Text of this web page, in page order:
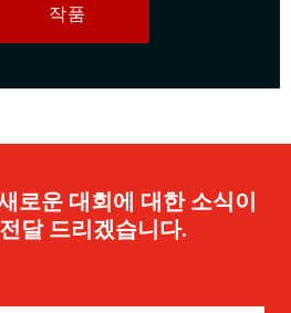
작품
로운 대회에 대한 소식이
달 드리겠습니다.